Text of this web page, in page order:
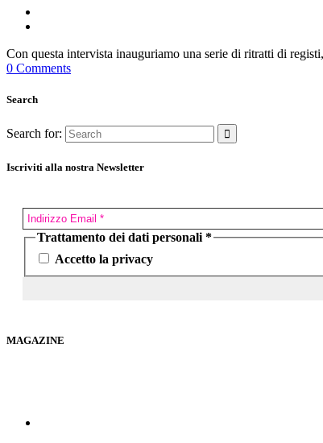
Con questa intervista inauguriamo una serie di ritratti di
0 Comments
Search
Search for:
Iscriviti alla nostra Newsletter
Trattamento dei dati personali *
Accetto la privacy
MAGAZINE